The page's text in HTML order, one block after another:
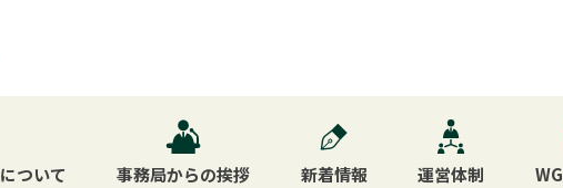
について 事務局からの挨拶 新着情報 運営体制 WG